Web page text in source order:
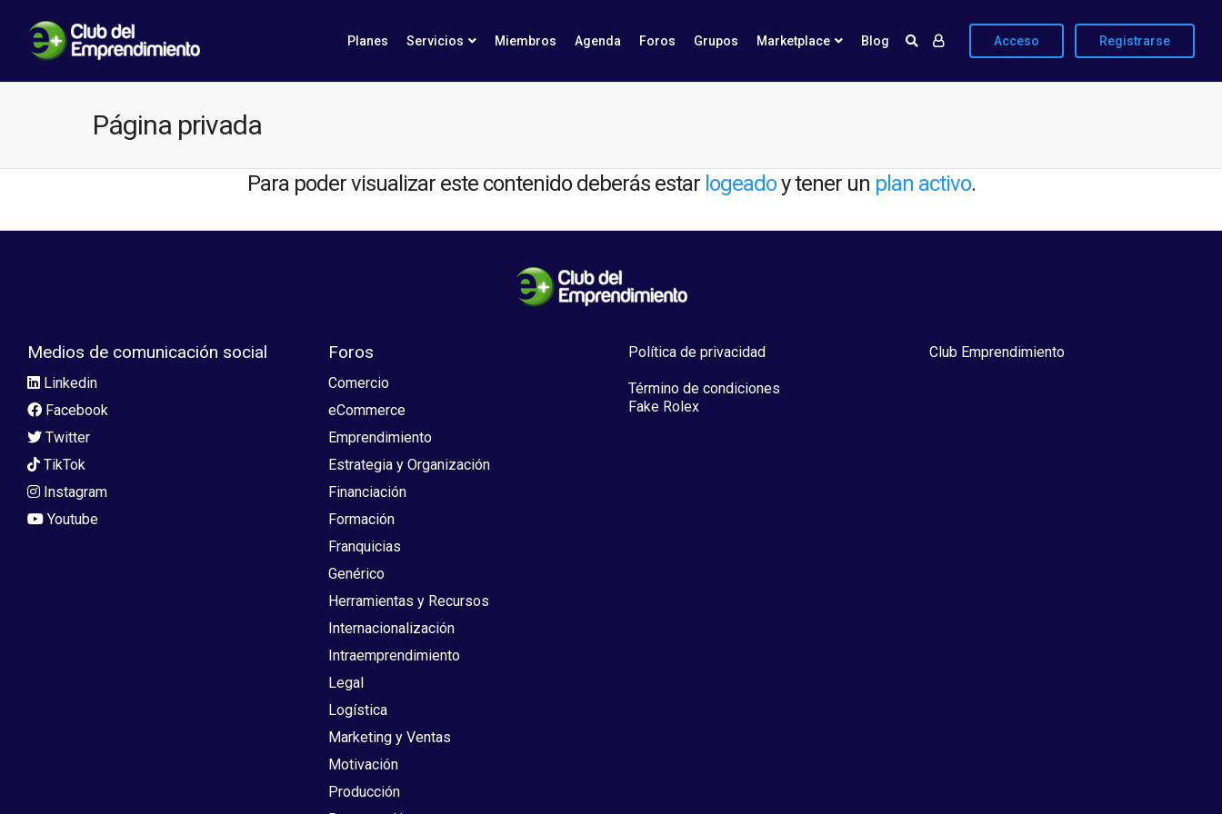
Planes Servicios Miembros Agenda Foros Grupos Marketplace Blog Acceso Registrarse
Página privada
Para poder visualizar este contenido deberás estar logeadoy tener un plan activo.
Medios de comunicación social
Linkedin
Facebook
Twitter
TikTok
Instagram
Youtube
Foros
Comercio
eCommerce
Emprendimiento
Estrategia y Organización
Financiación
Formación
Franquicias
Genérico
Herramientas y Recursos
Internacionalización
Intraemprendimiento
Legal
Logística
Marketing y Ventas
Motivación
Producción
Política de privacidad
Término de condiciones
Fake Rolex
Club Emprendimiento